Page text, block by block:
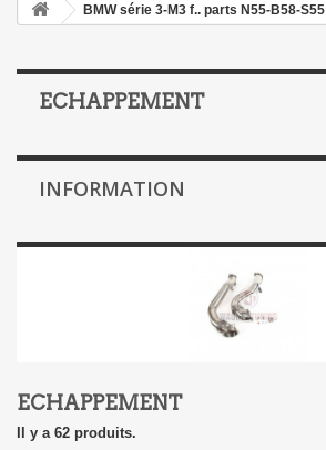
BMW série 3-M3 f.. parts N55-B58-S55
ECHAPPEMENT
INFORMATION
ECHAPPEMENT
Il y a 62 produits.